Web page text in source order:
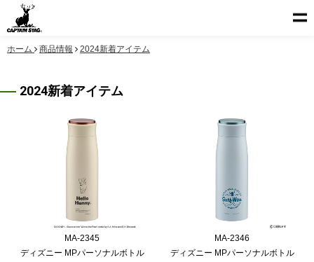
ホーム 商品情報 2024新着アイテム
2024新着アイテム
MA-2345
ディズニー MPパーソナルボトル
MA-2346
ディズニー MPパーソナルボトル